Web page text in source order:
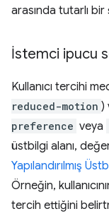
arasında tutarlı
İstemci ipucu
Kullanıcı tercihi
reduced-motion )
preference veya
üstbilgi alanı,
Yapılandırılmış
Örneğin,
tercih ettiğini